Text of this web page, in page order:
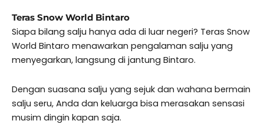
Teras Snow World Bintaro
Siapa bilang salju hanya ada di luar negeri? Teras Snow
World Bintaro menawarkan pengalaman salju yang
menyegarkan, langsung di jantung Bintaro.
Dengan suasana salju yang sejuk dan wahana bermain
salju seru, Anda dan keluarga bisa merasakan sensasi
musim dingin kapan saja.